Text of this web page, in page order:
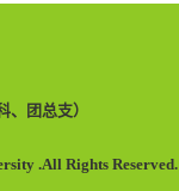
团总支）
.All Rights Reserved.